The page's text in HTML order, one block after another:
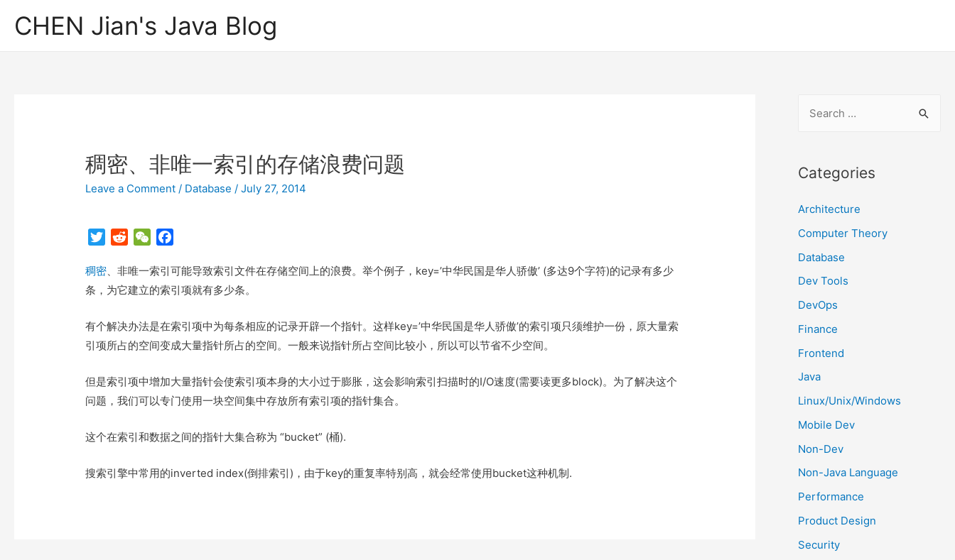
CHEN Jian's Java Blog
稠密、非唯一索引的存储浪费问题
Leave a Comment / Database /July 27, 2014
T
i
t
e
r
d
d
t
W
C
h
t
c
e
o
o
稠密、非唯一索引可能导致索引文件在存储空间上的浪费。举个例子，key=’中华民国是华人骄傲’ (多达9个字符)的记录有多少
条，为它建立的索引项就有多少条。
有个解决办法是在索引项中为每条相应的记录开辟一个指针。这样key=’中华民国是华人骄傲’的索引项只须维护一份，原大量索
引项所占的空间变成大量指针所占的空间。一般来说指针所占空间比较小，所以可以节省不少空间。
但是索引项中增加大量指针会使索引项本身的大小过于膨胀，这会影响索引扫描时的I/O速度(需要读更多block)。为了解决这个
问题，我们可以专门使用一块空间集中存放所有索引项的指针集合。
这个在索引和数据之间的指针大集合称为 “bucket” (桶).
搜索引擎中常用的inverted index(倒排索引)，由于key的重复率特别高，就会经常使用bucket这种机制.
r
h
f
o
r
Categories
Architecture
Computer Theory
Database
Dev Tools
DevOps
Finance
Frontend
Java
Linux/Unix/Windows
Mobile Dev
Non-Dev
Non-Java Language
Performance
Product Design
Security